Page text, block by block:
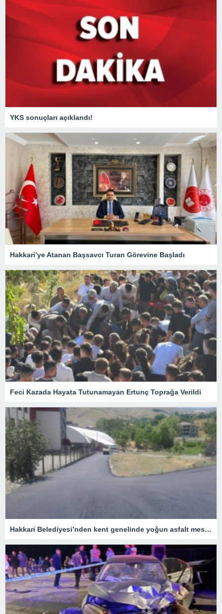
YKS sonuçları açıklandı!
Hakkari’ye Atanan Başsavcı Turan Görevine Başladı
Feci Kazada Hayata Tutunamayan Ertunç Toprağa Verildi
Hakkari Belediyesi’nden kent genelinde yoğun asfalt mesaisi